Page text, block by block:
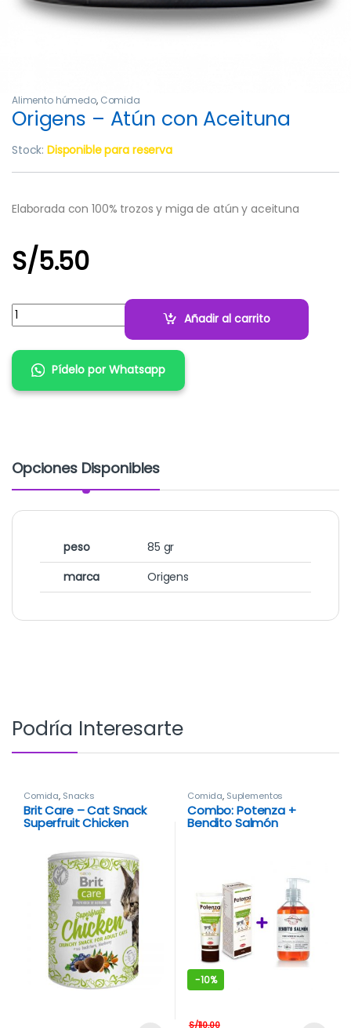
Alimento húmedo, Comida
Origens – Atún con Aceituna
Stock:Disponible para reserva
Elaborada con 100% trozos y miga de atún y aceituna
S/5.50
Cantidad:
Añadir al carrito
Pídelo por Whatsapp
Opciones Disponibles
peso
85 gr
marca
Origens
Podría Interesarte
Comida, Snacks
Brit Care – Cat Snack
Superfruit Chicken
Comida, Suplementos
Combo: Potenza +
Bendito Salmón
-10%
S/110.00